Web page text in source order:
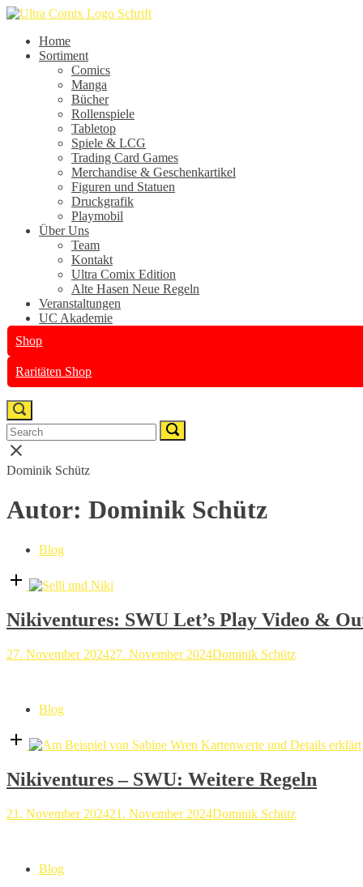
Skip
content
Home
Menu
Home
Sortiment
Comics
Manga
Bücher
Rollenspiele
Tabletop
Spiele & LCG
Trading Card Games
Merchandise & Geschenkartikel
Figuren und Statuen
Druckgrafik
Playmobil
Über Uns
Team
Kontakt
Ultra Comix Edition
Alte Hasen Neue Regeln
Veranstaltungen
UC Akademie
Shop
Raritäten Shop
Open
search
bar
Search
for:
Search
for:
Search
Close
bar
Dominik Schütz
Autor: Dominik Schütz
Blog
Open
post
Nikiventures: SWU Let’s Play Video &
27. November 202427. November 2024Dominik Schütz
Blog
Open
post
Nikiventures – SWU: Weitere Regeln
21. November 202421. November 2024Dominik Schütz
Blog